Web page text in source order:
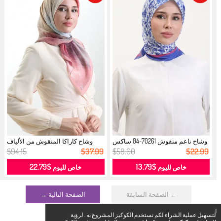
Xلتسهيل عملية الشراء لكم نستخدم الكوكيز المشروع به . لرؤية
وشاح ناعم منقوش 70261-04 ساكس
بينك...
$58.00 $22.99
خاص لليوم$13.79
وشاح كاراكا المنقوش من الألياف
الطب...
$94.15 $37.99
خاص لليوم $22.79
← الصفحة السابقة الصفحة التالية →